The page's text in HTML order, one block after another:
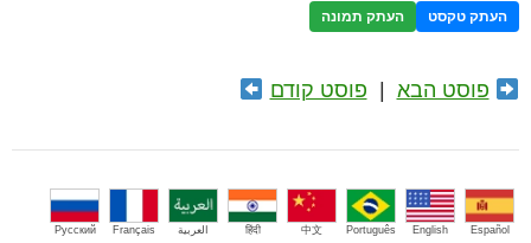
העתק טקסט העתק תמונה
פוסט הבא פוסט קודם
Español
English
Português
中文
हिंदी العربية Français
Русский